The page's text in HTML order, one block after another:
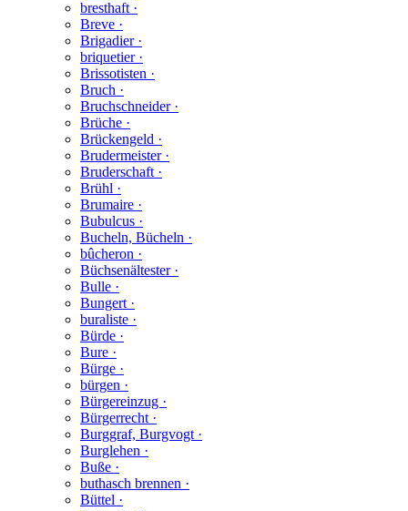
bresthaft ·
Breve ·
Brigadier ·
briquetier ·
Brissotisten ·
Bruch ·
Bruchschneider ·
Brüche ·
Brückengeld ·
Brudermeister ·
Bruderschaft ·
Brühl ·
Brumaire ·
Bubulcus ·
Bucheln, Bücheln ·
bûcheron ·
Büchsenältester ·
Bulle ·
Bungert ·
buraliste ·
Bürde ·
Bure ·
Bürge ·
bürgen ·
Bürgereinzug ·
Bürgerrecht ·
Burggraf, Burgvogt ·
Burglehen ·
Buße ·
buthasch brennen ·
Büttel ·